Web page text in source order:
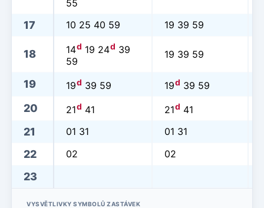
55
17 10 25 40 59 19 39 59
18 14d 19 24d 39
59
19 39 59
19 19d 39 59 19d 39 59
20 21d 41 21d 41
21 01 31 01 31
22 02 02
23
VYSVĚTLIVKY SYMBOLŮ ZASTÁVEK